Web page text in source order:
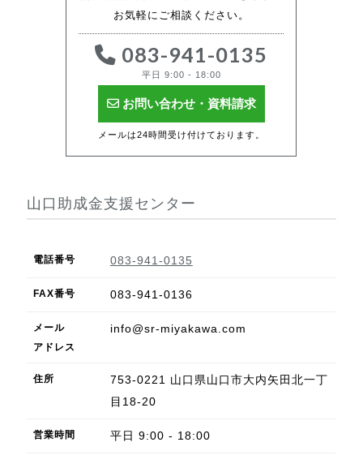
お気軽にご相談ください。
083-941-0135
平日 9:00 - 18:00
お問い合わせ・資料請求
メールは24時間受け付けております。
山口助成金支援センター
電話番号 083-941-0135
FAX番号 083-941-0136
メール
アドレス
info@sr-miyakawa.com
住所 753-0221 山口県 山口市大内矢田北一丁
目18-20
営業時間 平日 9:00 - 18:00